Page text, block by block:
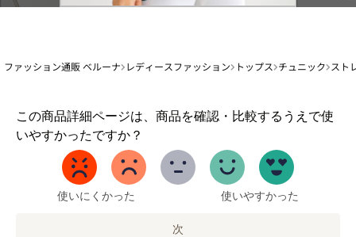
ファッション通販 ベルーナ レディースファッション トップス チュニック スト
この商品詳細ページは、商品を確認・比較するうえで使
いやすかったですか？
1
か
使いにくかった 使いやすかった
次